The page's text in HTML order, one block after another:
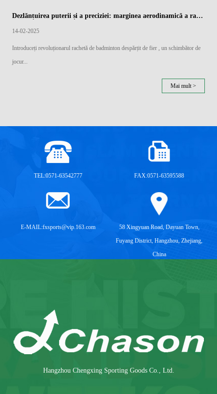
Dezlănțuirea puterii și a preciziei: marginea aerodinamică a rachetelor de badminton împărțite de fier
14-02-2025
Introduceți revoluționarul rachetă de badminton despărțit de fier , un schimbător de
jocur...
Mai mult >
TEL:0571-63542777 FAX:0571-63595588
E-MAIL:fxsports@vip.163.com
58 Xingyuan Road, Dayuan Town,
Fuyang District, Hangzhou, Zhejiang,
China
Hangzhou Chengxing Sporting Goods Co., Ltd.